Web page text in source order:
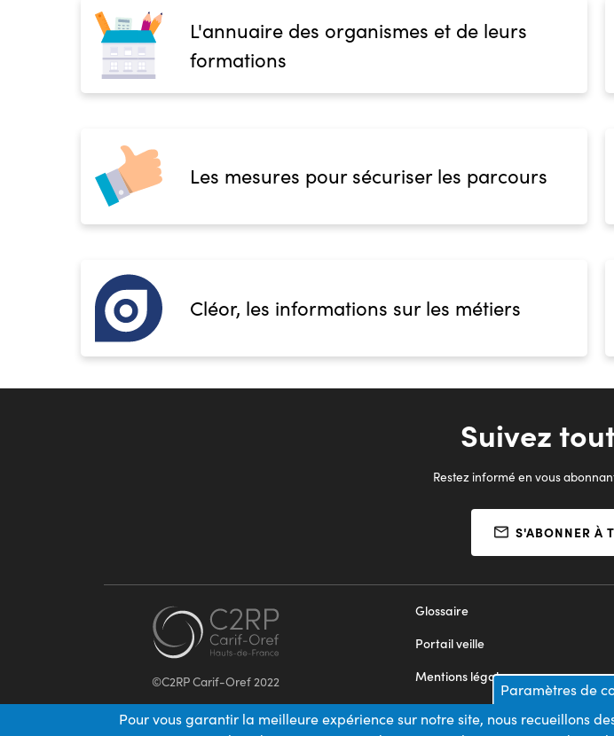
L'annuaire des organismes et de leurs
formations
Les mesures pour sécuriser les parcours
Cléor, les informations sur les métiers
Suivez
Restez informé en vous
S'ABONNER À
©C2RP Carif-Oref 2022
Glossaire
Portail veille
Mentions légales
Appels d'offres
Paramètres de
Pour vous garantir la meilleure expérience sur notre site, nous recueillons